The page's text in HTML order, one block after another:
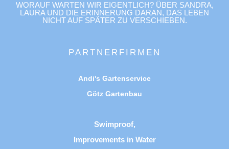
WORAUF WARTEN WIR EIGENTLICH? ÜBER SANDRA,
LAURA UND DIE ERINNERUNG DARAN, DAS LEBEN
NICHT AUF SPÄTER ZU VERSCHIEBEN.
PARTNERFIRMEN
Andi's Gartenservice
Götz Gartenbau
Swimproof,
Improvements in Water